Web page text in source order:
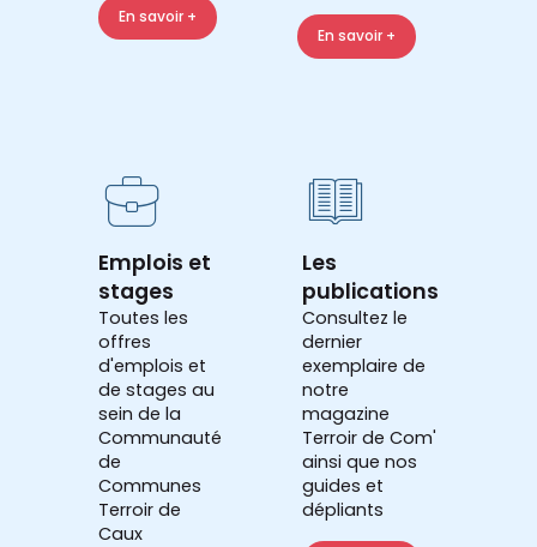
En savoir +
En savoir +
Emplois et
stages
Toutes les
offres
d'emplois et
de stages au
sein de la
Communauté
de
Communes
Terroir de
Caux
Les
publications
Consultez le
dernier
exemplaire de
notre
magazine
Terroir de Com'
ainsi que nos
guides et
dépliants